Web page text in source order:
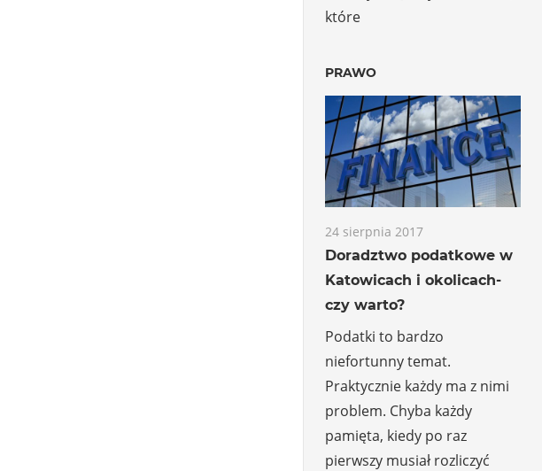
które
PRAWO
24 sierpnia 2017
Doradztwo podatkowe w
Katowicach i okolicach-
czy warto?
Podatki to bardzo
niefortunny temat.
Praktycznie każdy ma z nimi
problem. Chyba każdy
pamięta, kiedy po raz
pierwszy musiał rozliczyć